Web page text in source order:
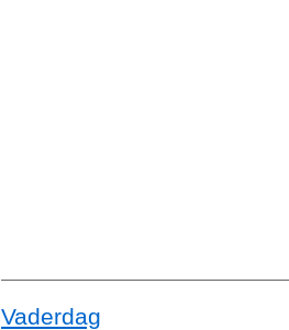
Vaderdag